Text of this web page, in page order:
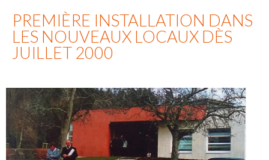
PREMIÈRE INSTALLATION DANS
LES NOUVEAUX LOCAUX DÈS
JUILLET 2000